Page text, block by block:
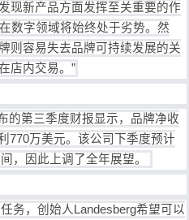
现新产品方面发挥至关重要的作
数字领域将始终处于劣势。然
则容易失去品牌可持续发展的关
店内交易。”
的第三季度财报显示，品牌净收
770万美元。该公司下季度预计
，因此上调了全年展望。
务，创始人Landesberg希望可以